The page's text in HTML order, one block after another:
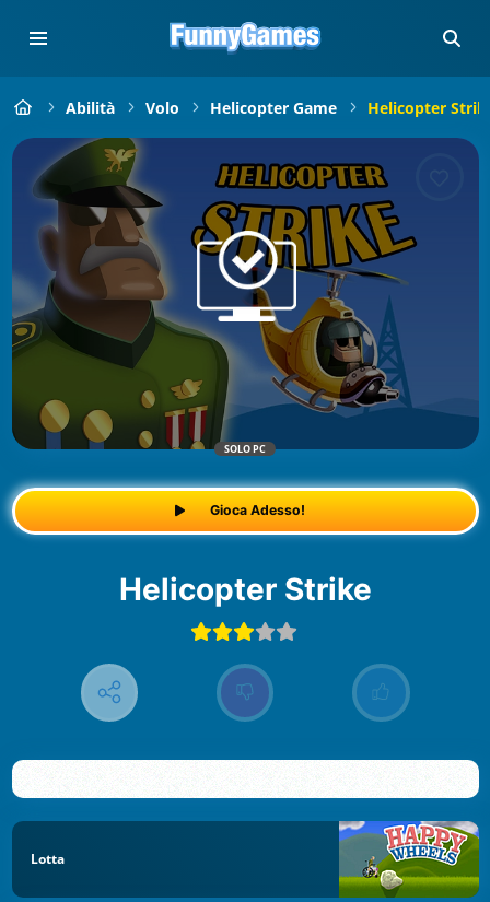
Abilità Volo Helicopter Game Helicopter
SOLO PC
Gioca Adesso!
Helicopter Strike
Lotta